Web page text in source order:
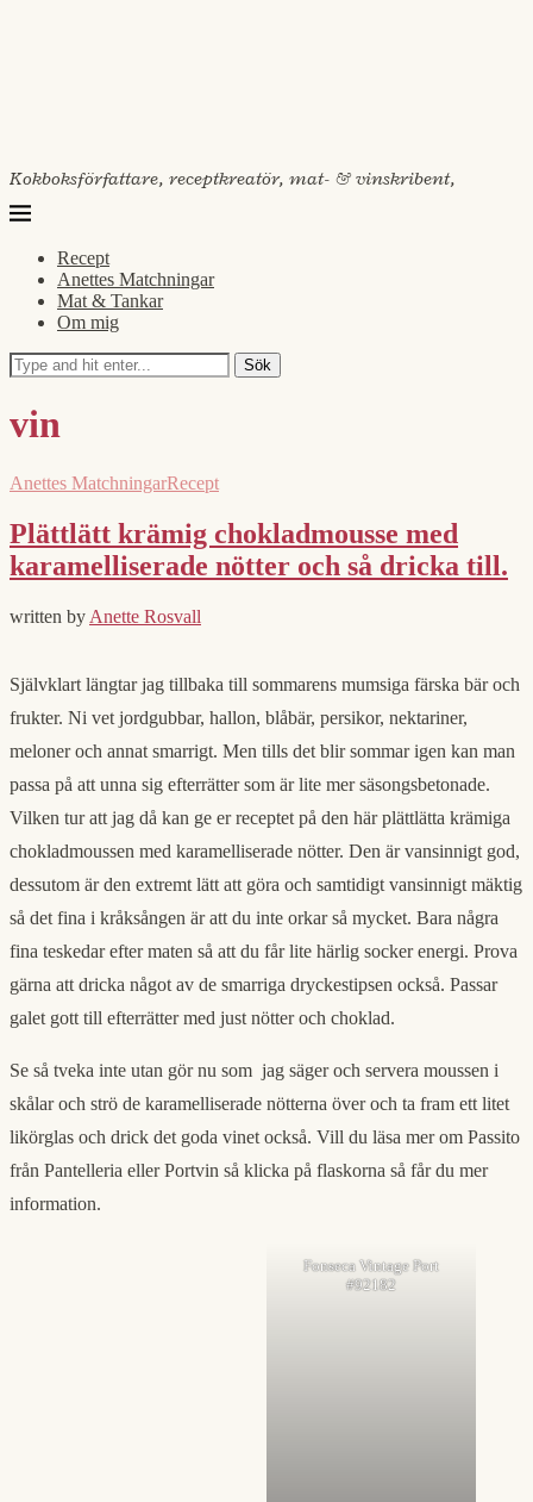
Kokboksförfattare, receptkreatör, mat- & vinskribent,
Recept
Anettes Matchningar
Mat & Tankar
Om mig
Sök
vin
Anettes MatchningarRecept
Plättlätt krämig chokladmousse med
karamelliserade nötter och så dricka till.
written by Anette Rosvall
Självklart längtar jag tillbaka till sommarens mumsiga färska bär och
frukter. Ni vet jordgubbar, hallon, blåbär, persikor, nektariner,
meloner och annat smarrigt. Men tills det blir sommar igen kan man
passa på att unna sig efterrätter som är lite mer säsongsbetonade.
Vilken tur att jag då kan ge er receptet på den här plättlätta krämiga
chokladmoussen med karamelliserade nötter. Den är vansinnigt god,
dessutom är den extremt lätt att göra och samtidigt vansinnigt mäktig
så det fina i kråksången är att du inte orkar så mycket. Bara några
fina teskedar efter maten så att du får lite härlig socker energi. Prova
gärna att dricka något av de smarriga dryckestipsen också. Passar
galet gott till efterrätter med just nötter och choklad.
Se så tveka inte utan gör nu som jag säger och servera moussen i
skålar och strö de karamelliserade nötterna över och ta fram ett litet
likörglas och drick det goda vinet också. Vill du läsa mer om Passito
från Pantelleria eller Portvin så klicka på flaskorna så får du mer
information.
Fonseca Vintage Port
#92182